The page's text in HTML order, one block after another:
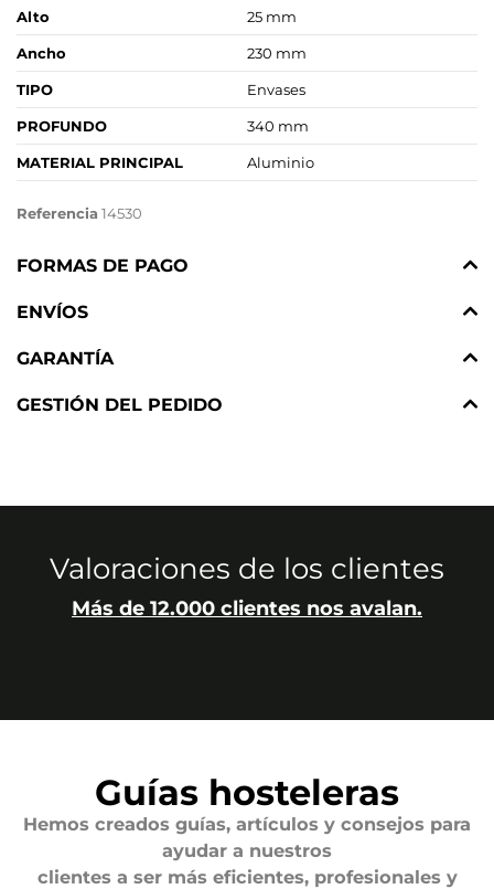
Alto 25 mm
Ancho 230 mm
TIPO Envases
PROFUNDO 340 mm
MATERIAL PRINCIPAL Aluminio
Referencia 14530
FORMAS DE PAGO
ENVÍOS
GARANTÍA
GESTIÓN DEL PEDIDO
Valoraciones de los clientes
Más de 12.000 clientes nos avalan.
Guías hosteleras
Hemos creados guías, artículos y consejos para
ayudar a nuestros
clientes a ser más eficientes, profesionales y